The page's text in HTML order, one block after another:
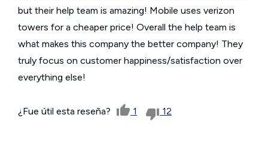
but their help team is amazing! Mobile uses verizon
towers for a cheaper price! Overall the help team is
what makes this company the better company! They
truly focus on customer happiness/satisfaction over
everything else!
¿Fue útil esta reseña? 1 12